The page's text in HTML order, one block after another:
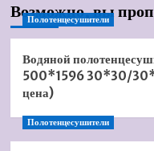
Возможно, вы
Полотенцесушители
Водяной
500*1596 30*30/
цена)
Полотенцесушители